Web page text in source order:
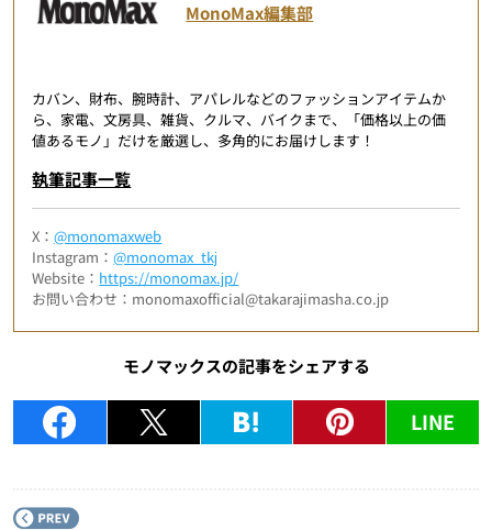
MonoMax編集部
カバン、財布、腕時計、アパレルなどのファッションアイテムか
ら、家電、文房具、雑貨、クルマ、バイクまで、「価格以上の価
値あるモノ」だけを厳選し、多角的にお届けします！
執筆記事一覧
X：@monomaxweb
Instagram：@monomax_tkj
Website： https://monomax.jp/
お問い合わせ：monomaxofficial@takarajimasha.co.jp
モノマックスの記事をシェアする
LINE